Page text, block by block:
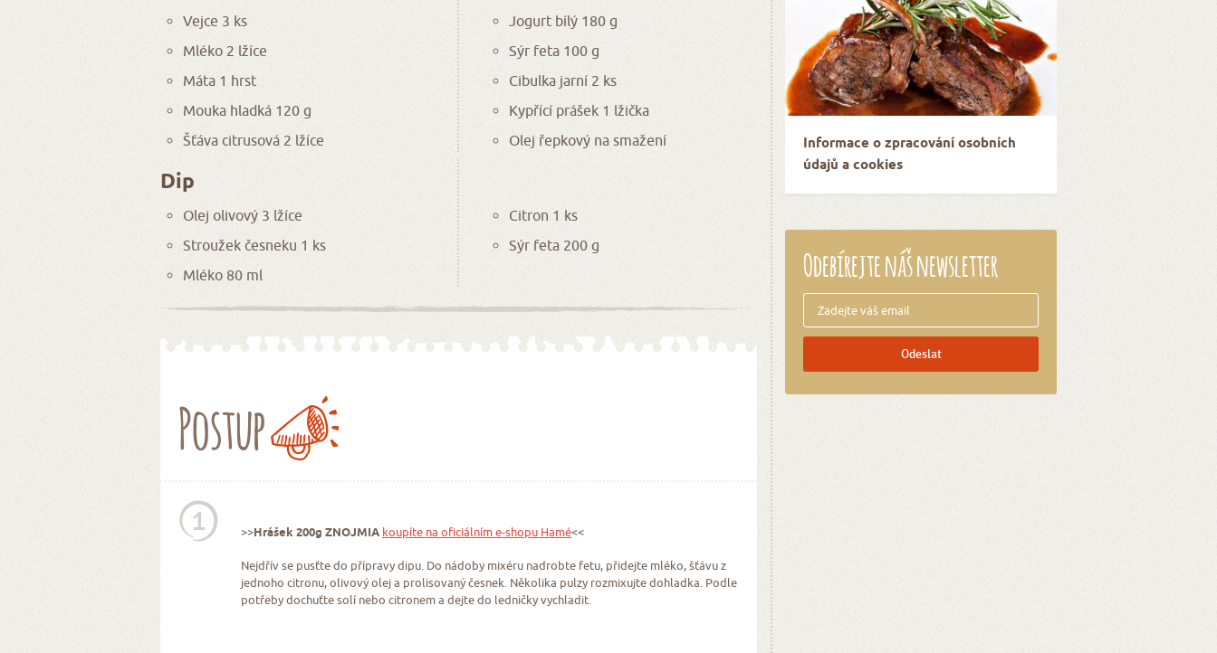
Informace o zpracování osobních
údajů a cookies
Odebírejte náš newsletter
Vejce 3 ks
Mléko 2 lžíce
Máta 1 hrst
Mouka hladká 120 g
Šťáva citrusová 2 lžíce
Jogurt bílý 180 g
Sýr feta 100 g
Cibulka jarní 2 ks
Kypřící prášek 1 lžička
Olej řepkový na smažení
Dip
Olej olivový 3 lžíce
Stroužek česneku 1 ks
Mléko 80 ml
Citron 1 ks
Sýr feta 200 g
Postup
1 >>Hrášek 200g ZNOJMIA koupíte na oficiálním e-shopu Hamé<<
Nejdřív se pusťte do přípravy dipu. Do nádoby mixéru nadrobte fetu, přidejte mléko, šťávu z
jednoho citronu, olivový olej a prolisovaný česnek. Několika pulzy rozmixujte dohladka. Podle
potřeby dochuťte solí nebo citronem a dejte do ledničky vychladit.